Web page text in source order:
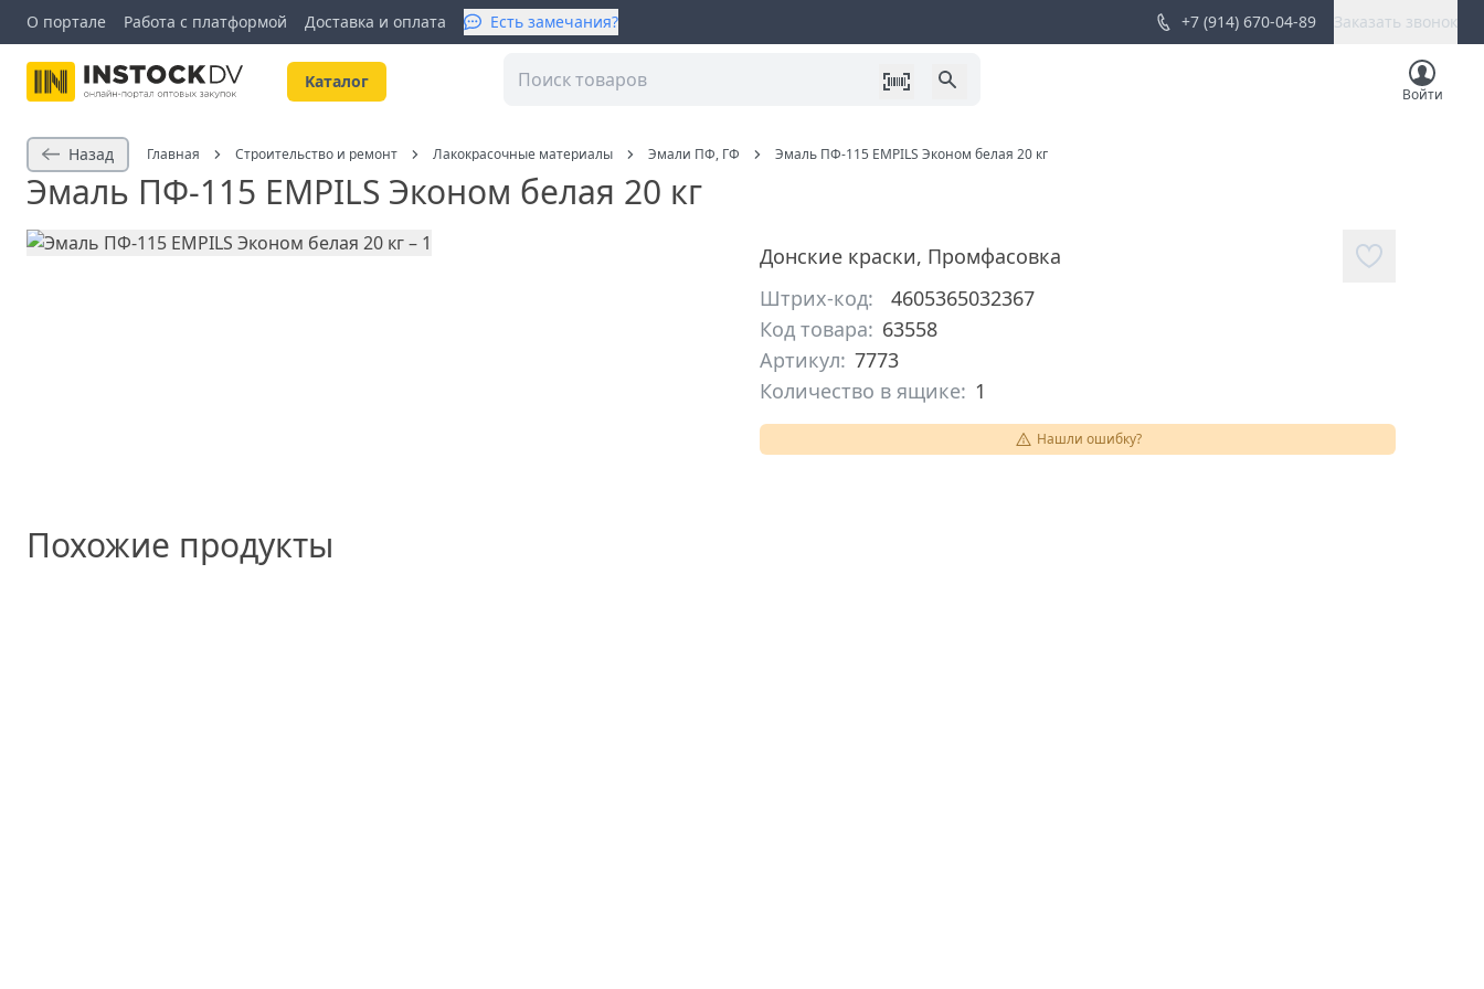
О портале Работа с платформой Доставка и оплата Есть замечания? +7 (914) 670-04-89 Заказать звонок
Kаталог
Войти
Назад Главная Строительство и ремонт Лакокрасочные материалы Эмали ПФ, ГФ Эмаль ПФ-115 EMPILS Эконом белая 20 кг
Эмаль ПФ-115 EMPILS Эконом белая 20 кг
Донские краски, Промфасовка
Штрих-код:
4605365032367
Код товара: 63558
Артикул: 7773
Количество в ящике: 1
Нашли ошибку?
Похожие продукты